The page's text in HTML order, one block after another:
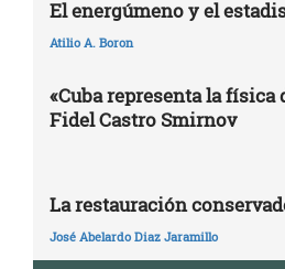
El energúmeno y el
Atilio A. Boron
«Cuba representa la física
Fidel Castro Smirnov
La restauración
José Abelardo Diaz Jaramillo